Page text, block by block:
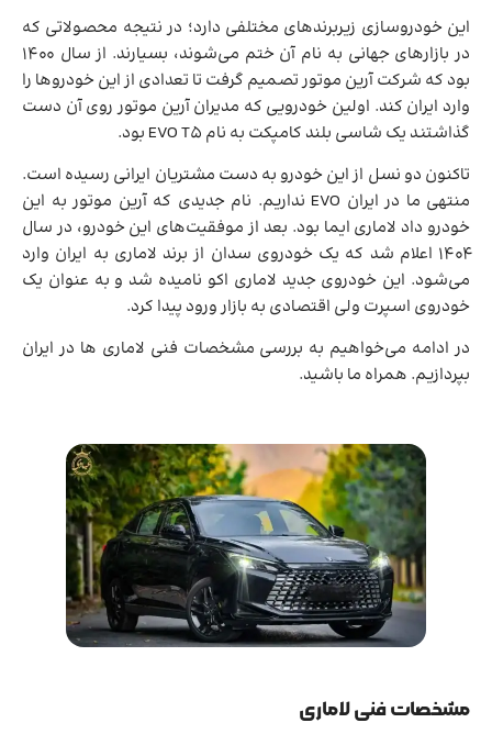
این خودروسازی زیربرندهای مختلفی دارد؛ در نتیجه محصولاتی که
در بازارهای جهانی به نام آن ختم می‌شوند، بسیارند. از سال 1400
بود که شرکت آرین موتور تصمیم گرفت تا تعدادی از این خودروها را
وارد ایران کند. اولین خودرویی که مدیران آرین موتور روی آن دست
گذاشتند یک شاسی بلند کامپکت به نام EVO T5 بود.
تاکنون دو نسل از این خودرو به دست مشتریان ایرانی رسیده است.
منتهی ما در ایران EVO نداریم. نام جدیدی که آرین موتور به این
خودرو داد لاماری ایما بود. بعد از موفقیت‌های این خودرو، در سال
1404 اعلام شد که یک خودروی سدان از برند لاماری به ایران وارد
می‌شود. این خودروی جدید لاماری اکو نامیده شد و به عنوان یک
خودروی اسپرت ولی اقتصادی به بازار ورود پیدا کرد.
در ادامه می‌خواهیم به بررسی مشخصات فنی لاماری ها در ایران
بپردازیم. همراه ما باشید.
مشخصات فنی لاماری